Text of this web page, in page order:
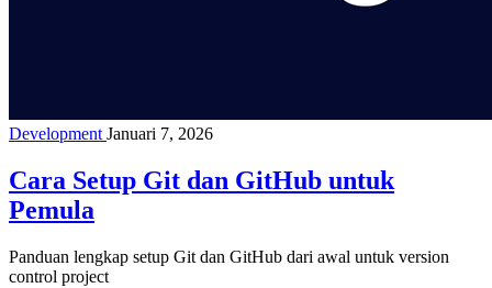
Development Januari 7, 2026
Cara Setup Git dan GitHub untuk
Pemula
Panduan lengkap setup Git dan GitHub dari awal untuk version
control project